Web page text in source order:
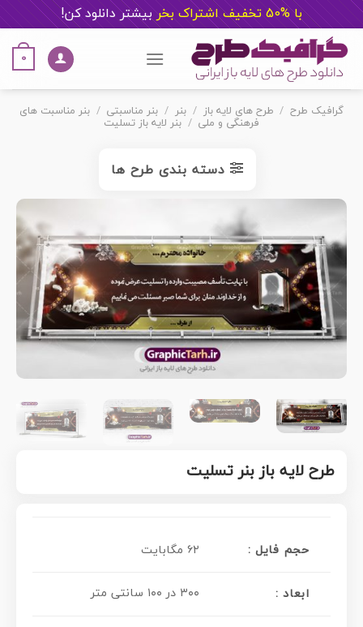
با %50 تخفیف اشتراک بخر بیشتر دانلود کن!
content
0
گرافیک طرح / طرح های لایه باز / بنر / بنر مناسبتی / بنر مناسبت های
فرهنگی و ملی / بنر لایه باز تسلیت
دسته بندی طرح ها
طرح لایه باز بنر تسلیت
حجم فایل : ۶۲ مگابایت
ابعاد : ۳۰۰ در ۱۰۰ سانتی متر